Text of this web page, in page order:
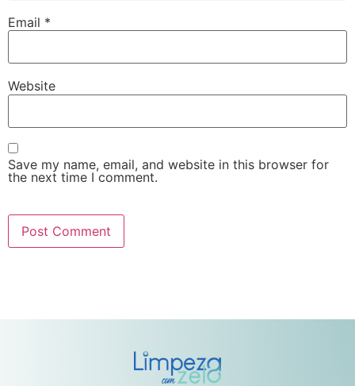
Email *
Website
Save my name, email, and website in this browser for
the next time I comment.